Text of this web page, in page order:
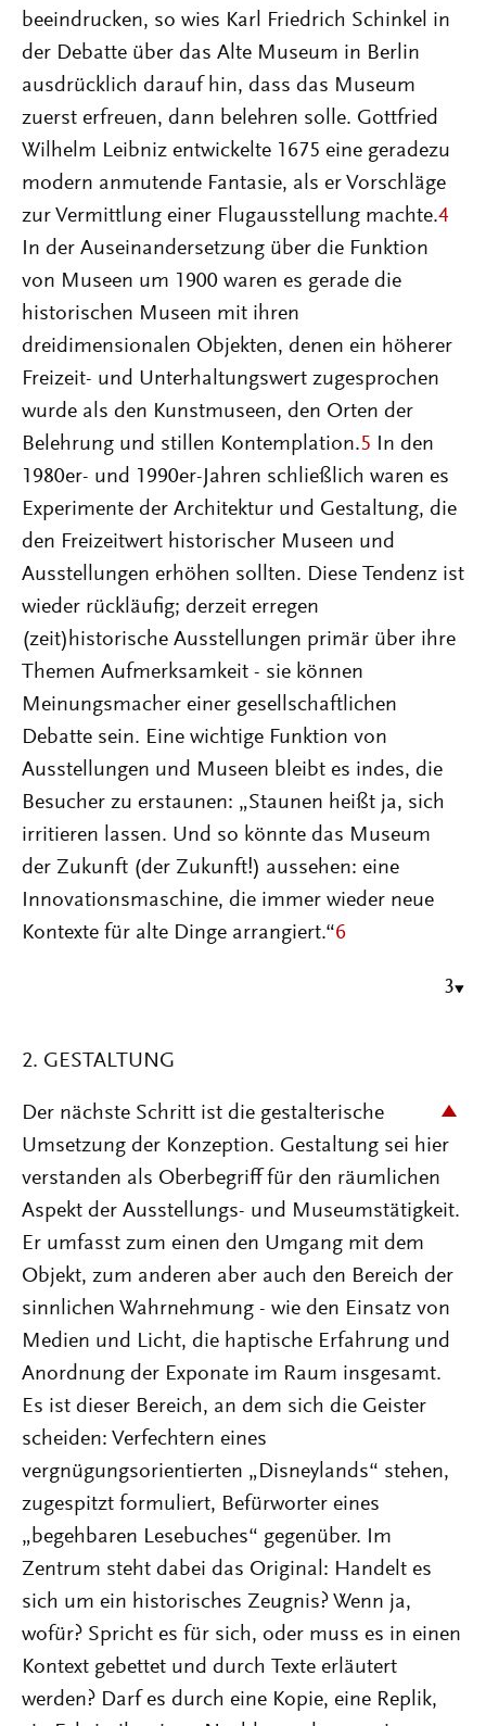
beeindrucken, so wies Karl Friedrich Schinkel in
der Debatte über das Alte Museum in Berlin
ausdrücklich darauf hin, dass das Museum
zuerst erfreuen, dann belehren solle. Gottfried
Wilhelm Leibniz entwickelte 1675 eine geradezu
modern anmutende Fantasie, als er Vorschläge
zur Vermittlung einer Flugausstellung machte.4
In der Auseinandersetzung über die Funktion
von Museen um 1900 waren es gerade die
historischen Museen mit ihren
dreidimensionalen Objekten, denen ein höherer
Freizeit- und Unterhaltungswert zugesprochen
wurde als den Kunstmuseen, den Orten der
Belehrung und stillen Kontemplation.5 In den
1980er- und 1990er-Jahren schließlich waren es
Experimente der Architektur und Gestaltung, die
den Freizeitwert historischer Museen und
Ausstellungen erhöhen sollten. Diese Tendenz ist
wieder rückläufig; derzeit erregen
(zeit)historische Ausstellungen primär über ihre
Themen Aufmerksamkeit - sie können
Meinungsmacher einer gesellschaftlichen
Debatte sein. Eine wichtige Funktion von
Ausstellungen und Museen bleibt es indes, die
Besucher zu erstaunen: „Staunen heißt ja, sich
irritieren lassen. Und so könnte das Museum
der Zukunft (der Zukunft!) aussehen: eine
Innovationsmaschine, die immer wieder neue
Kontexte für alte Dinge arrangiert.“6
3
2. GESTALTUNG
Der nächste Schritt ist die gestalterische
Umsetzung der Konzeption. Gestaltung sei hier
verstanden als Oberbegriff für den räumlichen
Aspekt der Ausstellungs- und Museumstätigkeit.
Er umfasst zum einen den Umgang mit dem
Objekt, zum anderen aber auch den Bereich der
sinnlichen Wahrnehmung - wie den Einsatz von
Medien und Licht, die haptische Erfahrung und
Anordnung der Exponate im Raum insgesamt.
Es ist dieser Bereich, an dem sich die Geister
scheiden: Verfechtern eines
vergnügungsorientierten „Disneylands“ stehen,
zugespitzt formuliert, Befürworter eines
„begehbaren Lesebuches“ gegenüber. Im
Zentrum steht dabei das Original: Handelt es
sich um ein historisches Zeugnis? Wenn ja,
wofür? Spricht es für sich, oder muss es in einen
Kontext gebettet und durch Texte erläutert
werden? Darf es durch eine Kopie, eine Replik,